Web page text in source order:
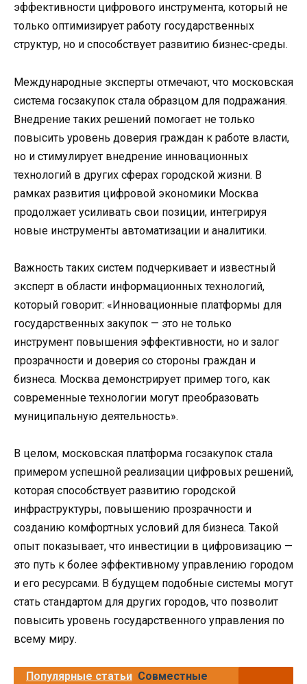
эффективности цифрового инструмента, который не
только оптимизирует работу государственных
структур, но и способствует развитию бизнес-среды.
Международные эксперты отмечают, что московская
система госзакупок стала образцом для подражания.
Внедрение таких решений помогает не только
повысить уровень доверия граждан к работе власти,
но и стимулирует внедрение инновационных
технологий в других сферах городской жизни. В
рамках развития цифровой экономики Москва
продолжает усиливать свои позиции, интегрируя
новые инструменты автоматизации и аналитики.
Важность таких систем подчеркивает и известный
эксперт в области информационных технологий,
который говорит: «Инновационные платформы для
государственных закупок — это не только
инструмент повышения эффективности, но и залог
прозрачности и доверия со стороны граждан и
бизнеса. Москва демонстрирует пример того, как
современные технологии могут преобразовать
муниципальную деятельность».
В целом, московская платформа госзакупок стала
примером успешной реализации цифровых решений,
которая способствует развитию городской
инфраструктуры, повышению прозрачности и
созданию комфортных условий для бизнеса. Такой
опыт показывает, что инвестиции в цифровизацию —
это путь к более эффективному управлению городом
и его ресурсами. В будущем подобные системы могут
стать стандартом для других городов, что позволит
повысить уровень государственного управления по
всему миру.
Популярные статьи Совместные